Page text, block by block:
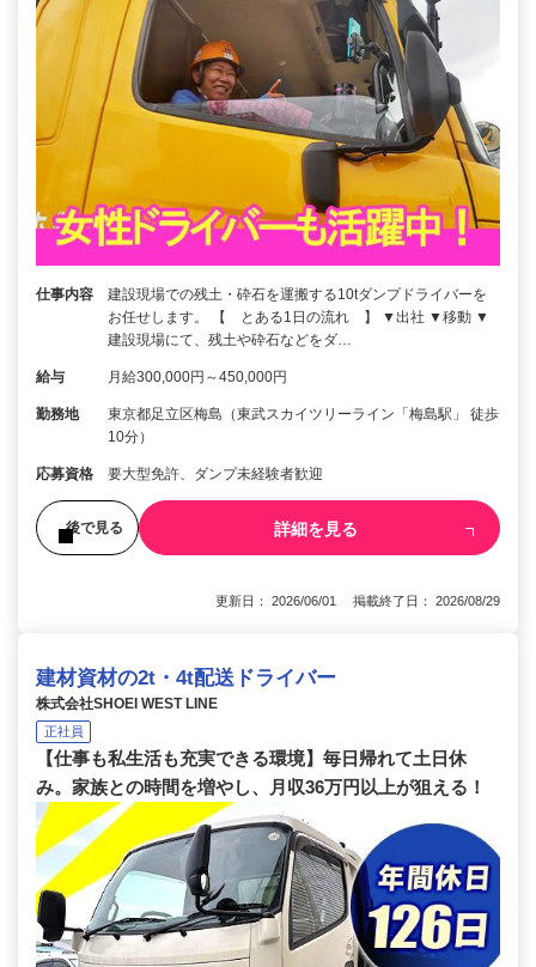
仕事内容
建設現場での残土・砕石を運搬する10tダンプドライバーを
お任せします。 【 とある1日の流れ 】 ▼出社 ▼移動 ▼
建設現場にて、残土や砕石などをダ…
給与 月給300,000円～450,000円
勤務地
東京都足立区梅島（東武スカイツリーライン「梅島駅」 徒歩
10分）
応募資格 要大型免許、ダンプ未経験者歓迎
後で見る 詳細を見る
更新日： 2026/06/01 掲載終了日： 2026/08/29
建材資材の2t・4t配送ドライバー
株式会社SHOEI WEST LINE
正社員
【仕事も私生活も充実できる環境】毎日帰れて土日休
み。家族との時間を増やし、月収36万円以上が狙える！